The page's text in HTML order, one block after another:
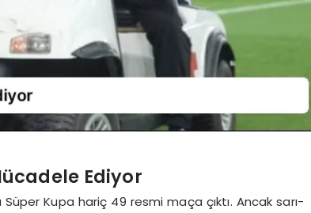
Ediyor
Kupa hariç 49 resmi maça çıktı. Ancak sarı-